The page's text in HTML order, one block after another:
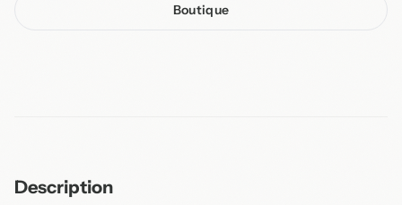
Boutique
Description